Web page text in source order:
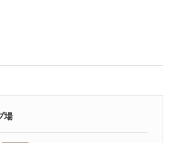
場